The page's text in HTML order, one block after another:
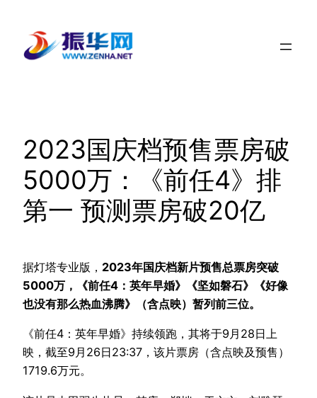
2023国庆档预售票房破
5000万：《前任4》排
第一 预测票房破20亿
据灯塔专业版， 2023年国庆档新片预售总票房突破
5000万，《前任4：英年早婚》《坚如磐石》《好像
也没有那么热血沸腾》（含点映）暂列前三位。
《前任4：英年早婚》持续领跑，其将于9月28日上
映，截至9月26日23:37，该片票房（含点映及预售）
1719.6万元。